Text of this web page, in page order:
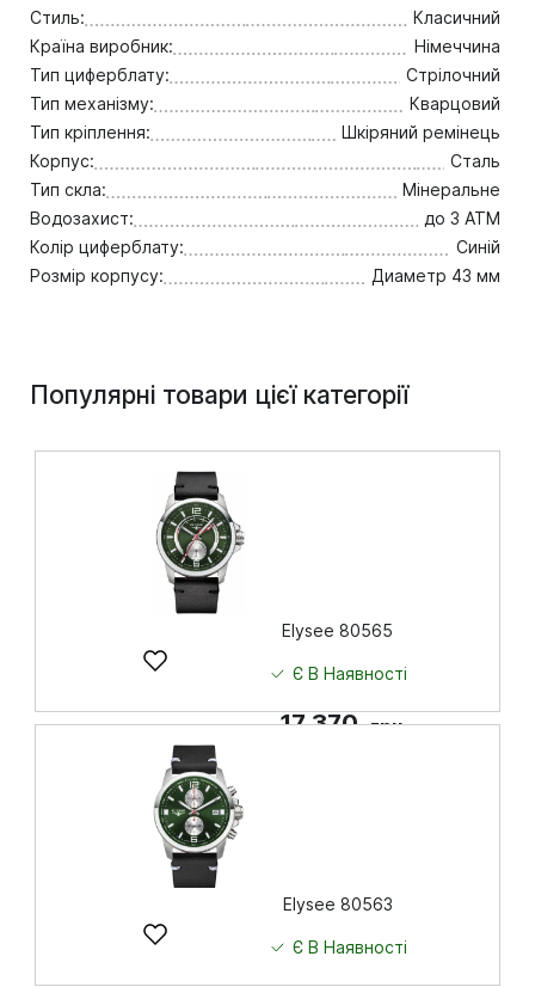
Стиль:
Класичний
Країна виробник:
Німеччина
Тип циферблату:
Стрілочний
Тип механізму:
Кварцовий
Тип кріплення:
Шкіряний ремінець
Корпус:
Сталь
Тип скла:
Мінеральне
Водозахист:
до 3 ATM
Колір циферблату:
Синій
Розмір корпусу:
Диаметр 43 мм
Популярні товари цієї категорії
Elysee 80565
Є В Наявності
17 370 грн
Elysee 80563
Є В Наявності